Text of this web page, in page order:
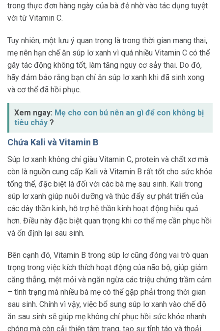
trong thực đơn hàng ngày của bà đẻ nhờ vào tác dụng tuyệt
vời từ Vitamin C.
Tuy nhiên, một lưu ý quan trọng là trong thời gian mang thai,
mẹ nên hạn chế ăn súp lơ xanh vì quá nhiều Vitamin C có thể
gây tác động không tốt, làm tăng nguy cơ sảy thai. Do đó,
hãy đảm bảo rằng bạn chỉ ăn súp lơ xanh khi đã sinh xong
và cơ thể đã hồi phục.
Xem ngay: Mẹ cho con bú nên an gì để con không bị
tiêu chảy ?
Chứa Kali và Vitamin B
Súp lơ xanh không chỉ giàu Vitamin C, protein và chất xơ mà
còn là nguồn cung cấp Kali và Vitamin B rất tốt cho sức khỏe
tổng thể, đặc biệt là đối với các bà mẹ sau sinh. Kali trong
súp lơ xanh giúp nuôi dưỡng và thúc đẩy sự phát triển của
các dây thần kinh, hỗ trợ hệ thần kinh hoạt động hiệu quả
hơn. Điều này đặc biệt quan trọng khi cơ thể mẹ cần phục hồi
và ổn định lại sau sinh.
Bên cạnh đó, Vitamin B trong súp lơ cũng đóng vai trò quan
trọng trong việc kích thích hoạt động của não bộ, giúp giảm
căng thẳng, mệt mỏi và ngăn ngừa các triệu chứng trầm cảm
– tình trạng mà nhiều bà mẹ có thể gặp phải trong thời gian
sau sinh. Chính vì vậy, việc bổ sung súp lơ xanh vào chế độ
ăn sau sinh sẽ giúp mẹ không chỉ phục hồi sức khỏe nhanh
chóng mà còn cải thiện tâm trạng, tạo sự tỉnh táo và thoải